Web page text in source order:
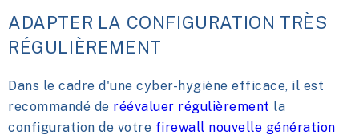
ADAPTER LA CONFIGURATION TRÈS
RÉGULIÈREMENT
Dans le cadre d'une cyber-hygiène efficace, il est
recommandé de réévaluer régulièrement la
configuration de votre firewall nouvelle génération